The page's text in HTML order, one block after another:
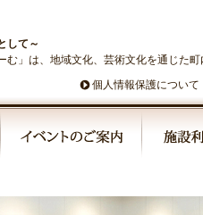
して～
む」は、地域文化、芸術文化を通じた
個人情報保護について